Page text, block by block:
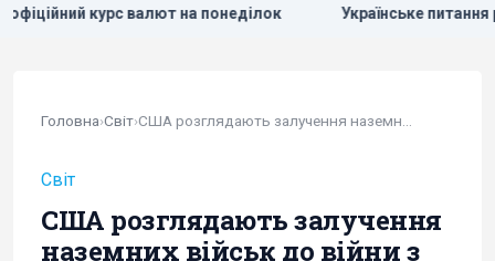
Українське питання розкололо Італію навпіл, -
Головна›Світ›
Світ
США розглядають залучення
наземних військ до війни з